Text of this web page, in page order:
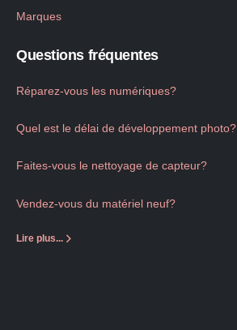
Marques
Questions fréquentes
Réparez-vous les numériques?
Quel est le délai de développement photo?
Faites-vous le nettoyage de capteur?
Vendez-vous du matériel neuf?
Lire plus...